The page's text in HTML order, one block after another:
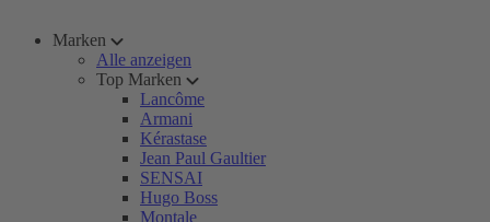
Marken
Alle anzeigen
Top Marken
Lancôme
Armani
Kérastase
Jean Paul Gaultier
SENSAI
Hugo Boss
Montale